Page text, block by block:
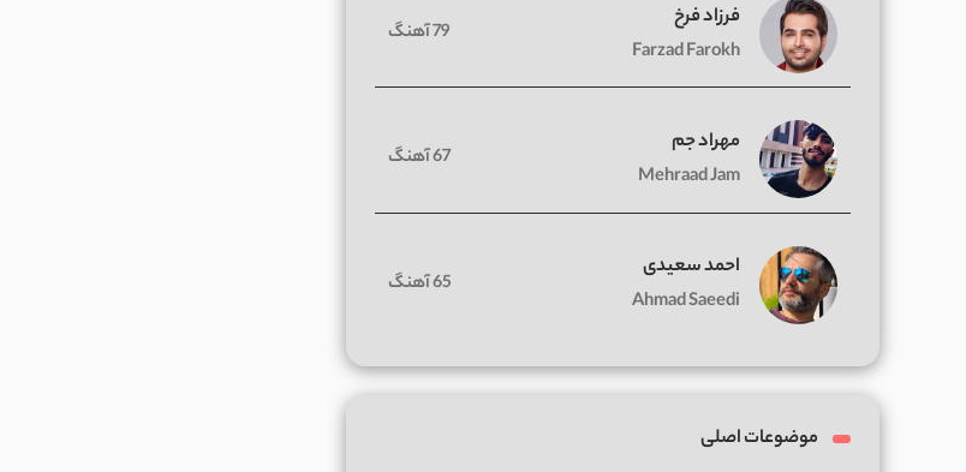
فرزاد فرخ
Farzad Farokh
79 آهنگ
مهراد جم
Mehraad Jam
67 آهنگ
احمد سعیدی
Ahmad Saeedi
65 آهنگ
موضوعات اصلی